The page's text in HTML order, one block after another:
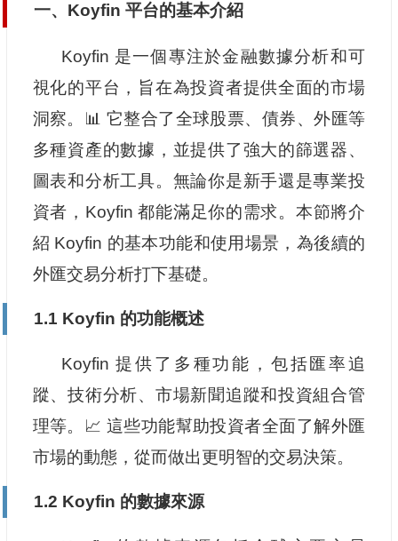
一、Koyfin 平台的基本介紹
Koyfin 是一個專注於金融數據分析和可
視化的平台，旨在為投資者提供全面的市場
洞察。📊 它整合了全球股票、債券、外匯等
多種資產的數據，並提供了強大的篩選器、
圖表和分析工具。無論你是新手還是專業投
資者，Koyfin 都能滿足你的需求。本節將介
紹 Koyfin 的基本功能和使用場景，為後續的
外匯交易分析打下基礎。
1.1 Koyfin 的功能概述
Koyfin 提供了多種功能，包括匯率追
蹤、技術分析、市場新聞追蹤和投資組合管
理等。📈 這些功能幫助投資者全面了解外匯
市場的動態，從而做出更明智的交易決策。
1.2 Koyfin 的數據來源